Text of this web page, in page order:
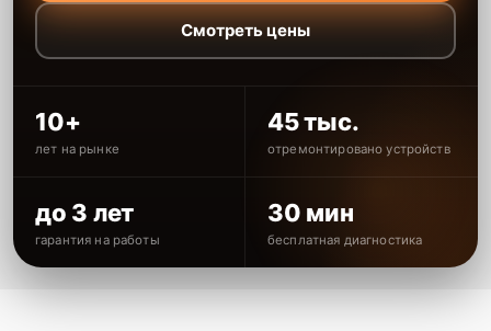
Смотреть цены
10+
лет на рынке
45 тыс.
отремонтировано устройств
до 3 лет
гарантия на работы
30 мин
бесплатная диагностика